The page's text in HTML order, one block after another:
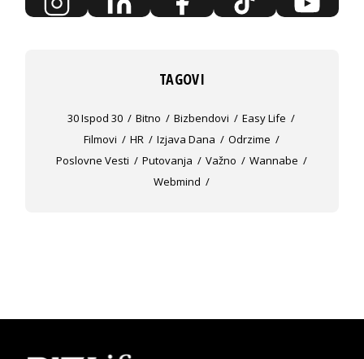
TAGOVI
30 Ispod 30 Bitno Bizbendovi
Easy Life
Filmovi
HR Izjava Dana
Odrzime
Poslovne Vesti
Putovanja Važno
Wannabe
Webmind